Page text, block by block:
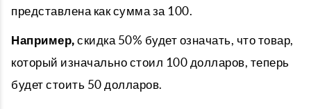
представлена ​​как сумма за 100.
Например, скидка 50% будет означать, что товар,
который изначально стоил 100 долларов, теперь
будет стоить 50 долларов.